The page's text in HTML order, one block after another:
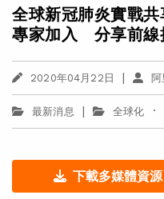
全球新冠肺炎實戰
專家加入 分享前線
2020年04月22日 |
最新消息 | 全球化 ·
下載多媒體資源